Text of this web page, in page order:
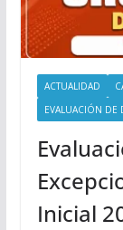
ACTUALIDAD
EVALUACIÓN DE
Inicial